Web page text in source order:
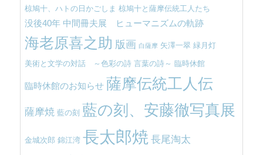
椋鳩十、ハトの日かごしま 椋鳩十と薩摩伝統工人たち
没後40年 中間冊夫展 ヒューマニズムの軌跡
海老原喜之助 版画 白薩摩 矢澤一翠 緑月灯
美術と文学の対話 ～色彩の詩 言葉の詩～ 臨時休館
臨時休館のお知らせ 薩摩伝統工人伝
薩摩焼 藍の刻 藍の刻、安藤徹写真展
金城次郎 錦江湾 長太郎焼 長尾淘太